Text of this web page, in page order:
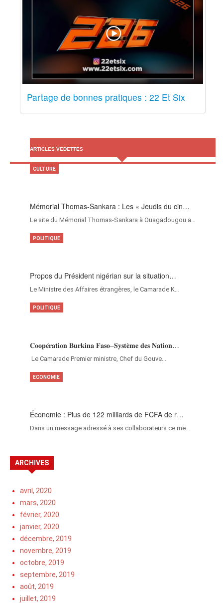
Partage de bonnes pratiques : 22 Et Six
ARTICLES VEDETTES
Mémorial Thomas-Sankara : Les « Jeudis du cin…
Le site du Mémorial Thomas-Sankara à Ouagadougou a…
CULTURE
Propos du Président nigérian sur la situation…
Le Ministre des Affaires étrangères, le Camarade K…
POLITIQUE
𝐂𝐨𝐨𝐩𝐞́𝐫𝐚𝐭𝐢𝐨𝐧 𝐁𝐮𝐫𝐤𝐢𝐧𝐚 𝐅𝐚𝐬𝐨–𝐒𝐲𝐬𝐭𝐞̀𝐦𝐞 𝐝𝐞𝐬 𝐍𝐚𝐭𝐢𝐨𝐧…
‎Le Camarade Premier ministre, Chef du Gouve…
POLITIQUE
Économie : Plus de 122 milliards de FCFA de r…
Dans un message adressé à ses collaborateurs ce me…
ECONOMIE
ARCHIVES
avril, 2020
mars, 2020
février, 2020
janvier, 2020
décembre, 2019
novembre, 2019
octobre, 2019
septembre, 2019
août, 2019
juillet, 2019